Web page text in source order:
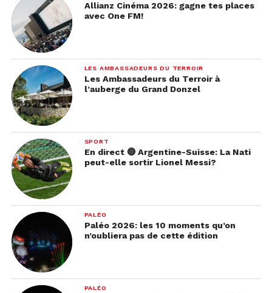
Allianz Cinéma 2026: gagne tes places
avec One FM!
LES AMBASSADEURS DU TERROIR
Les Ambassadeurs du Terroir à
l’auberge du Grand Donzel
SPORT
En direct 🔴 Argentine-Suisse: La Nati
peut-elle sortir Lionel Messi?
PALÉO
Paléo 2026: les 10 moments qu’on
n’oubliera pas de cette édition
PALÉO